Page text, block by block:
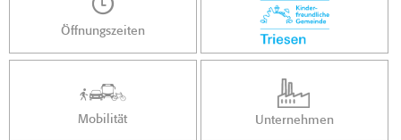
Öffnungszeiten
Mobilität Unternehmen